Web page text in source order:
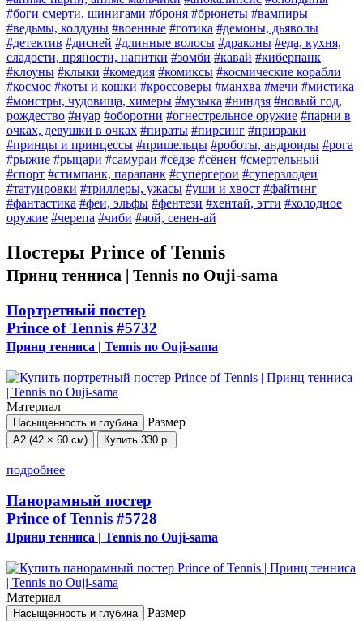
#боги смерти, шинигами #броня #брюнеты #вампиры
#ведьмы, колдуны #военные #готика #демоны, дьяволы
#детектив #дисней #длинные волосы #драконы #еда, кухня,
сладости, пряности, напитки #зомби #кавай #киберпанк
#клоуны #клыки #комедия #комиксы #космические корабли
#космос #коты и кошки #кроссоверы #манхва #мечи #мистика
#монстры, чудовища, химеры #музыка #ниндзя #новый год,
рождество #нуар #оборотни #огнестрельное оружие #парни в
очках, девушки в очках #пираты #пирсинг #призраки
#принцы и принцессы #пришельцы #роботы, андроиды #рога
#рыжие #рыцари #самураи #сёдзе #сёнен #смертельный
#спорт #стимпанк, парапанк #супергерои #суперзлодеи
#татуировки #триллеры, ужасы #уши и хвост #файтинг
#фантастика #феи, эльфы #фентези #хентай, этти #холодное
оружие #черепа #чиби #яой, сенен-ай
Постеры Prince of Tennis
Принц тенниса | Tennis no Ouji-sama
Портретный постер
Prince of Tennis #5732
Принц тенниса | Tennis no Ouji-sama
Материал
Насыщенность и глубина Размер
А2 (42 × 60 см) Купить 330 р.
подробнее
Панорамный постер
Prince of Tennis #5728
Принц тенниса | Tennis no Ouji-sama
Материал
Насыщенность и глубина Размер